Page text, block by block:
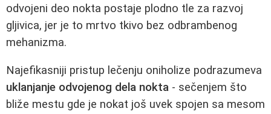
odvojeni deo nokta postaje plodno tle za razvoj
gljivica, jer je to mrtvo tkivo bez odbrambenog
mehanizma.
Najefikasniji pristup lečenju oniholize podrazumeva
uklanjanje odvojenog dela nokta - sečenjem što
bliže mestu gde je nokat još uvek spojen sa mesom